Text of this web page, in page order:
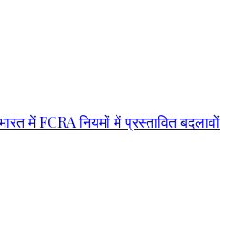
में FCRA नियमों में प्रस्तावित बदलावों